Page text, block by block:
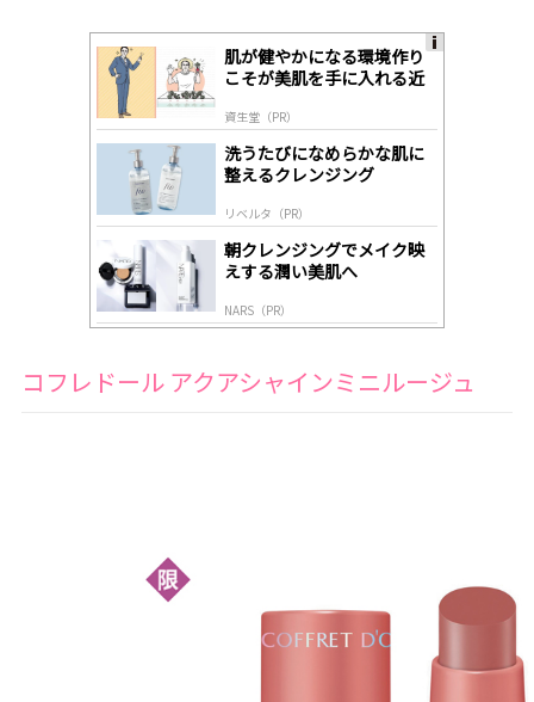
肌が健やかになる環境作り
こそが美肌を手に入れる近
資生堂（PR）
洗うたびになめらかな肌に
整えるクレンジング
リベルタ（PR）
朝クレンジングでメイク映
えする潤い美肌へ
NARS（PR）
コフレドール アクアシャインミニルージュ